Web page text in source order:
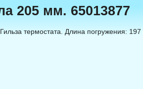
205 мм. 65013877
Гильза термостата. Длина погружения: